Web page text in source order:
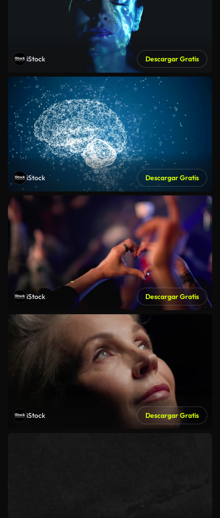
iStock Descargar Gratis
iStock Descargar Gratis
iStock Descargar Gratis
iStock Descargar Gratis